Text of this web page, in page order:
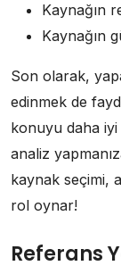
Kaynağın
Kaynağın
Son olarak,
edinmek de
konuyu daha iyi
analiz
kaynak seçimi,
rol oynar!
Referans